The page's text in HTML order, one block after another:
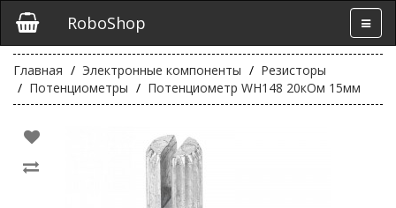
RoboShop
Главная Электронные компоненты
Резисторы
Потенциометры
Потенциометр WH148 20кОм 15мм